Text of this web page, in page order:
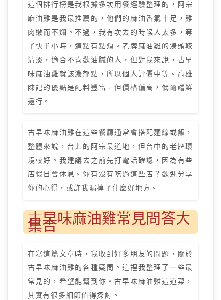
這個排行榜是我根據多次用餐經驗整理的，阿宗
麻油雞是我最推薦的，他們的麻油香氣十足，雞
肉嫩而不爛。不過，我有次去的時候人太多，等
了快半小時，這點有點煩。老牌麻油雞的湯頭較
清淡，適合不喜歡油膩的人，但對我來說，古早
味麻油雞就該濃郁點，所以個人評價中等。高雄
陳記的優點是配料豐富，但價格偏高，偶爾嚐鮮
還行。
古早味麻油雞在這些餐廳通常會搭配麵線或飯，
整體來說，台北的阿宗最道地，但台中的老牌環
境較好。我建議去之前先打電話確認，因為有些
店假日會休息。你有沒有吃過這些店？歡迎分享
你的心得，或許我漏掉了什麼好地方。
古早味麻油雞常見問答大
集合
在寫這篇文章時，我收到好多朋友的問題，關於
古早味麻油雞的各種疑問。這裡我整理了一些最
常見的，希望能幫到你。古早味麻油雞這道菜，
其實有很多細節值得探討。